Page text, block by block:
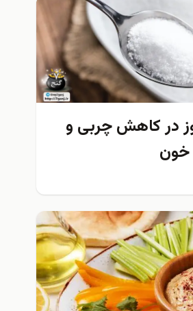
در کاهش چربی و
خون